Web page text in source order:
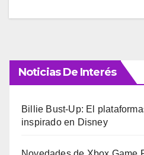
Noticias De Interés
Billie Bust-Up: El
inspirado en Disney